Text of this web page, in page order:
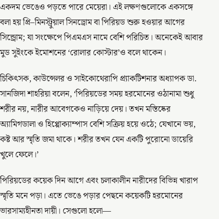
একদম ভেঙেও পড়তে পারে মেয়েরা। এই লক্ষণগুলোকে একসঙ্গে
বলা হয় প্রি–মিনস্ট্রুয়াল সিনড্রোম বা পিরিয়ড শুরু হওয়ার আগের
সিন্ড্রোম; যা সংক্ষেপে পিএমএস নামে বেশি পরিচিত। অনেকেই আবার
মুড সুইংকে ইমোশনের ‘রোলার কোস্টার’ও বলে থাকেন।
চিকিৎসক, কাউন্সেলর ও সাইকোথেরাপি প্র‍্যাকটিশনার অধ্যাপক ডা.
সানজিদা শাহরিয়া বলেন, ‘পিরিয়ডের সময় হরমোনের ওঠানামা শুধু
শরীর নয়, নারীর আবেগকেও নাড়িয়ে দেয়। তখন মস্তিষ্কের
অ্যামিগডালা ও হিপ্পোক্যাম্পাস বেশি সক্রিয় হয়ে ওঠে; যেখানে ভয়,
কষ্ট আর স্মৃতি জমা থাকে। শরীর তখন যেন একটি পুরোনো ডায়েরি
খুলে ফেলে।’
পিরিয়ডের কয়েক দিন আগে এবং চলাকালীন নারীদের বিভিন্ন খারাপ
স্মৃতি মনে পড়া। এতে ভেঙে পড়ার পেছনে কয়েকটি হরমোনের
ভারসাম্যহীনতা দায়ী। সেগুলো হলো—